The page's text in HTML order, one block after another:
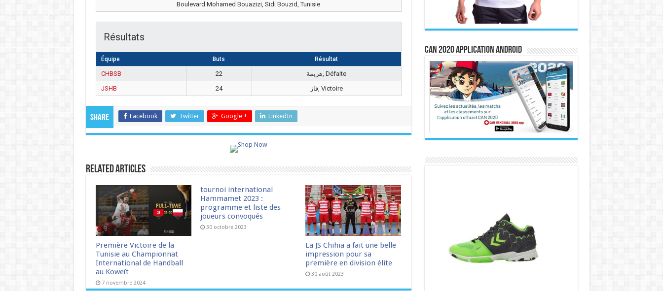
Boulevard Mohamed Bouazizi, Sidi Bouzid, Tunisie
Résultats
Équipe Buts Résultat
CHBSB 22
هزيمة, Défaite
JSHB
24 فاز, Victoire
Share Facebook Twitter Google + LinkedIn
Related Articles
Première Victoire de la
Tunisie au Championnat
International de Handball
au Koweït
7 novembre 2024
tournoi international
Hammamet 2023 :
programme et liste des
joueurs convoqués
30 octobre 2023
La JS Chihia a fait une belle
impression pour sa
première en division élite
30 août 2023
CAN 2020 Application Android